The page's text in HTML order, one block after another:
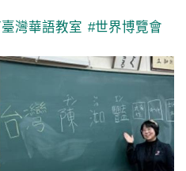
強企業帶動中小
Concludes
活節8/29南投登場
黃鈞廷入選瓊斯盃白
再科幻 半導體為
活動8/22展開 逾
灣華語教室 #世界博覽會